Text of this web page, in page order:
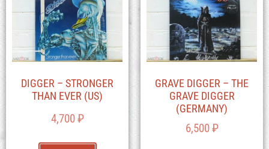
DIGGER – STRONGER
THAN EVER (US)
4,700₽
GRAVE DIGGER – THE
GRAVE DIGGER
(GERMANY)
6,500₽